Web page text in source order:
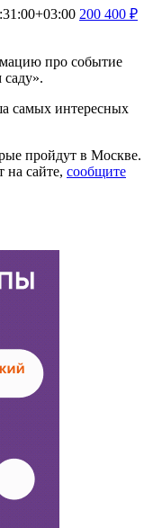
200 400 ₽
про событие
самых интересных
пройдут в Москве.
на сайте, сообщите